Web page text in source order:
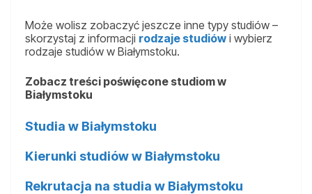
Może wolisz zobaczyć jeszcze inne typy studiów –
skorzystaj z informacji rodzaje studiów i wybierz
rodzaje studiów w Białymstoku.
Zobacz treści poświęcone studiom w
Białymstoku
Studia w Białymstoku
Kierunki studiów w Białymstoku
Rekrutacja na studia w Białymstoku